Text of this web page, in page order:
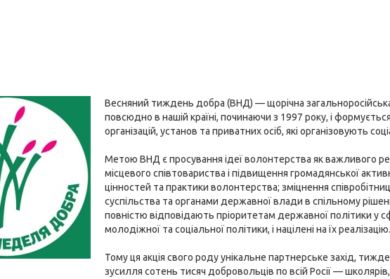
Весняний тиждень добра (ВНД) — щорічна
повсюдно в нашій країні, починаючи з 1997 року, і
організацій, установ та приватних осіб, які організовують
Метою ВНД є просування ідеї волонтерства як важливого
місцевого співтовариства і підвищення громадянської
цінностей та практики волонтерства; зміцнення
суспільства та органами державної влади в спільному
повністю відповідають пріоритетам державної політики у
молодіжної та соціальної політики, і націлені на їх реалізацію.
Тому ця акція свого роду унікальне партнерське захід,
зусилля сотень тисяч добровольців по всій Росії —